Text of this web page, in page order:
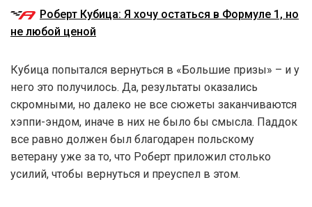
Роберт Кубица: Я хочу остаться в Формуле 1, но
не любой ценой
Кубица попытался вернуться в «Большие призы» – и у
него это получилось. Да, результаты оказались
скромными, но далеко не все сюжеты заканчиваются
хэппи-эндом, иначе в них не было бы смысла. Паддок
все равно должен был благодарен польскому
ветерану уже за то, что Роберт приложил столько
усилий, чтобы вернуться и преуспел в этом.